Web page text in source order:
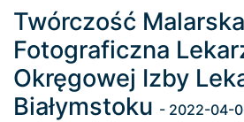
Loading...
Twórczość
Fotograficzna
Okręgowej Izby
Białymstoku - 2022-04-